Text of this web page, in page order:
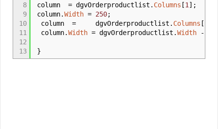
8
9
10
11
12
13
column = dgvOrderproductlist . Columns [1 ] ;
column.Width = 250;
column = dgvOrderproductlist . Columns [
column.Width = dgvOrderproductlist .Width -
}